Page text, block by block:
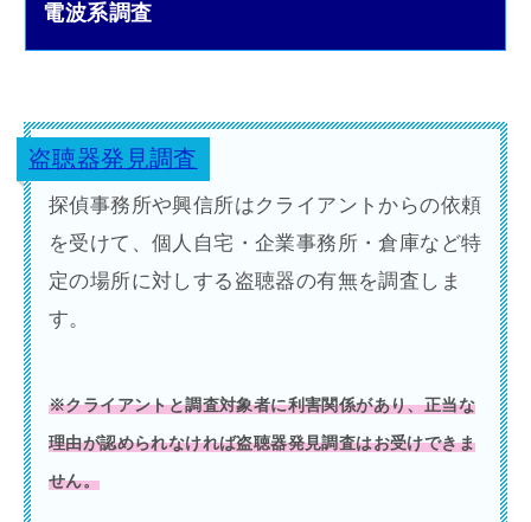
電波系調査
盗聴器発見調査
探偵事務所や興信所はクライアントからの依頼
を受けて、個人自宅・企業事務所・倉庫など特
定の場所に対しする盗聴器の有無を調査しま
す。
※クライアントと調査対象者に利害関係があり、正当な
理由が認められなければ盗聴器発見調査はお受けできま
せん。